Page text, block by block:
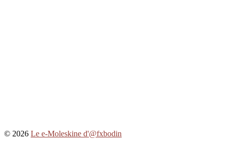
© 2026 Le e-Moleskine d'@fxbodin